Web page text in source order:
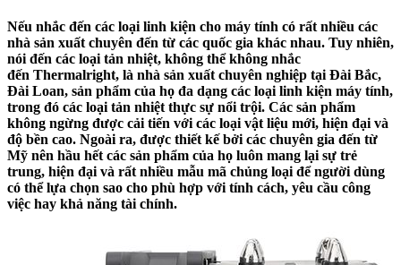
Nếu nhắc đến các loại linh kiện cho máy tính có rất nhiều các
nhà sản xuất chuyên đến từ các quốc gia khác nhau. Tuy nhiên,
nói đến các loại tản nhiệt, không thể không nhắc
đến Thermalright, là nhà sản xuất chuyên nghiệp tại Đài Bắc,
Đài Loan, sản phẩm của họ đa dạng các loại linh kiện máy tính,
trong đó các loại tản nhiệt thực sự nổi trội. Các sản phẩm
không ngừng được cải tiến với các loại vật liệu mới, hiện đại và
độ bền cao. Ngoài ra, được thiết kế bởi các chuyên gia đến từ
Mỹ nên hầu hết các sản phẩm của họ luôn mang lại sự trẻ
trung, hiện đại và rất nhiều mẫu mã chủng loại để người dùng
có thể lựa chọn sao cho phù hợp với tính cách, yêu cầu công
việc hay khả năng tài chính.